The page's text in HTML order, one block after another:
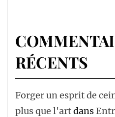
RÉCENTS
Forger un esprit de
plus que l'artdans